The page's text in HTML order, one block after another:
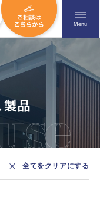
メニュ
Menu
ら
品
全てをクリアにする